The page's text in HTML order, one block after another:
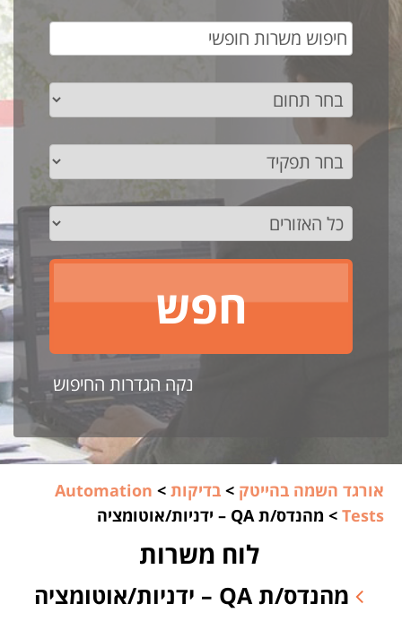
נקה הגדרות החיפוש
אורגד השמה בהייטק > בדיקות >
Automation
Tests
> מהנדס/ת QA – ידניות/אוטומציה
לוח משרות
מהנדס/ת QA – ידניות/אוטומציה